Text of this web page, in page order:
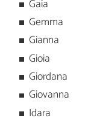
Gaia
Gemma
Gianna
Gioia
Giordana
Giovanna
Idara